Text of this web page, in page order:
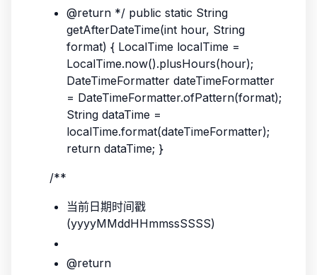
@return */ public static String
getAfterDateTime(int hour, String
format) { LocalTime localTime =
LocalTime.now().plusHours(hour);
DateTimeFormatter dateTimeFormatter
= DateTimeFormatter.ofPattern(format);
String dataTime =
localTime.format(dateTimeFormatter);
return dataTime; }
/**
当前日期时间戳
(yyyyMMddHHmmssSSSS)
@return